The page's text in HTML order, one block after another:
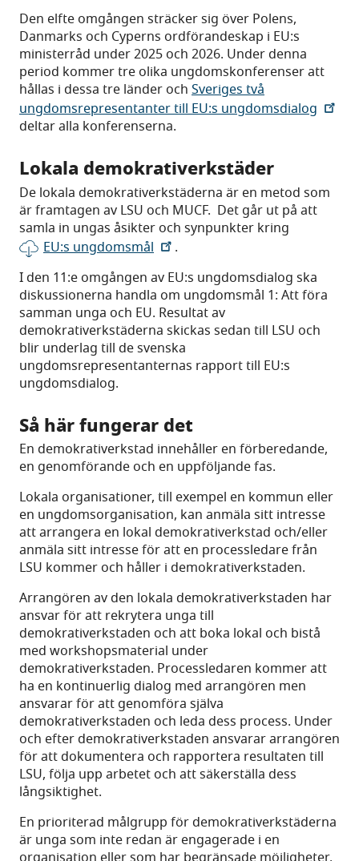
Den elfte omgången sträcker sig över Polens,
Danmarks och Cyperns ordförandeskap i EU:s
ministerråd under 2025 och 2026. Under denna
period kommer tre olika ungdomskonferenser att
hållas i dessa tre länder och Sveriges två
ungdomsrepresentanter till EU:s ungdomsdialog
deltar alla konferenserna.
Lokala demokrativerkstäder
De lokala demokrativerkstäderna är en metod som
är framtagen av LSU och MUCF. Det går ut på att
samla in ungas åsikter och synpunkter kring
EU:s ungdomsmål
.
I den 11:e omgången av EU:s ungdomsdialog ska
diskussionerna handla om ungdomsmål 1: Att föra
samman unga och EU. Resultat av
demokrativerkstäderna skickas sedan till LSU och
blir underlag till de svenska
ungdomsrepresentanternas rapport till EU:s
ungdomsdialog.
Så här fungerar det
En demokrativerkstad innehåller en förberedande,
en genomförande och en uppföljande fas.
Lokala organisationer, till exempel en kommun eller
en ungdomsorganisation, kan anmäla sitt intresse
att arrangera en lokal demokrativerkstad och/eller
anmäla sitt intresse för att en processledare från
LSU kommer och håller i demokrativerkstaden.
Arrangören av den lokala demokrativerkstaden har
ansvar för att rekrytera unga till
demokrativerkstaden och att boka lokal och bistå
med workshopsmaterial under
demokrativerkstaden. Processledaren kommer att
ha en kontinuerlig dialog med arrangören men
ansvarar för att genomföra själva
demokrativerkstaden och leda dess process. Under
och efter demokrativerkstaden ansvarar arrangören
för att dokumentera och rapportera resultaten till
LSU, följa upp arbetet och att säkerställa dess
långsiktighet.
En prioriterad målgrupp för demokrativerkstäderna
är unga som inte redan är engagerade i en